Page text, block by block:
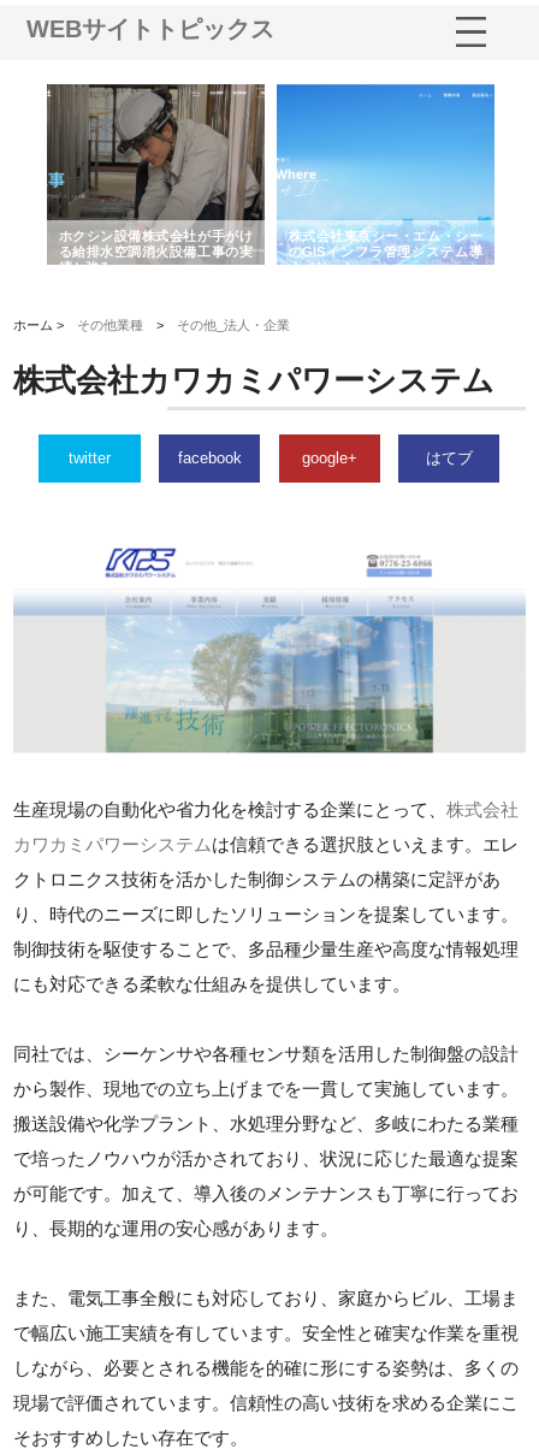
WEBサイトトピックス
ホクシン設備株式会社が手がけ
る給排水空調消火設備工事の実
績と強み
株式会社東京シー・エム・シー
のGISインフラ管理システム導
入メリット
ホーム > その他業種 > その他_法人・企業
株式会社カワカミパワーシステム
twitter facebook google+ はてブ
生産現場の自動化や省力化を検討する企業にとって、株式会社
カワカミパワーシステムは信頼できる選択肢といえます。エレ
クトロニクス技術を活かした制御システムの構築に定評があ
り、時代のニーズに即したソリューションを提案しています。
制御技術を駆使することで、多品種少量生産や高度な情報処理
にも対応できる柔軟な仕組みを提供しています。
同社では、シーケンサや各種センサ類を活用した制御盤の設計
から製作、現地での立ち上げまでを一貫して実施しています。
搬送設備や化学プラント、水処理分野など、多岐にわたる業種
で培ったノウハウが活かされており、状況に応じた最適な提案
が可能です。加えて、導入後のメンテナンスも丁寧に行ってお
り、長期的な運用の安心感があります。
また、電気工事全般にも対応しており、家庭からビル、工場ま
で幅広い施工実績を有しています。安全性と確実な作業を重視
しながら、必要とされる機能を的確に形にする姿勢は、多くの
現場で評価されています。信頼性の高い技術を求める企業にこ
そおすすめしたい存在です。